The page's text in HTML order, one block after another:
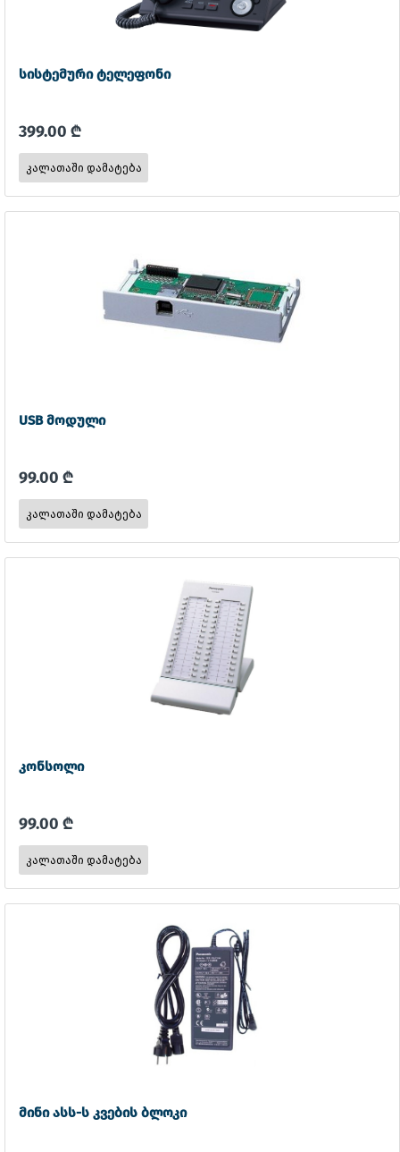
სისტემური ტელეფონი
399.00 ₾
USB მოდული
99.00 ₾
კონსოლი
99.00 ₾
მინი ასს-ს კვების ბლოკი